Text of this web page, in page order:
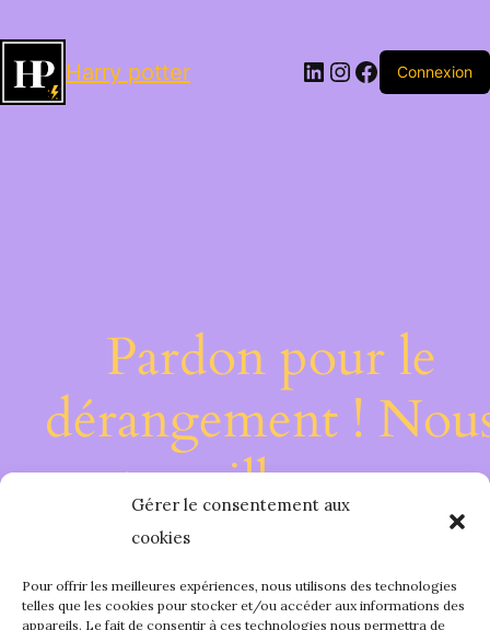
Gérer le consentement aux
cookies
Pour offrir les meilleures expériences, nous utilisons des technologies
telles que les cookies pour stocker et/ou accéder aux informations des
appareils. Le fait de consentir à ces technologies nous permettra de
Harry potter LinkedIn
Instagram
Facebook
Connexion
Pardon pour le
dérangement !
travaillons sur
quelque chose de
fantastique –